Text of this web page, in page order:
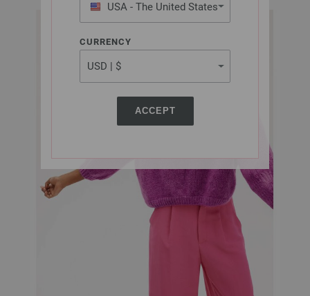
USA - The United States
of America
CURRENCY
ACCEPT